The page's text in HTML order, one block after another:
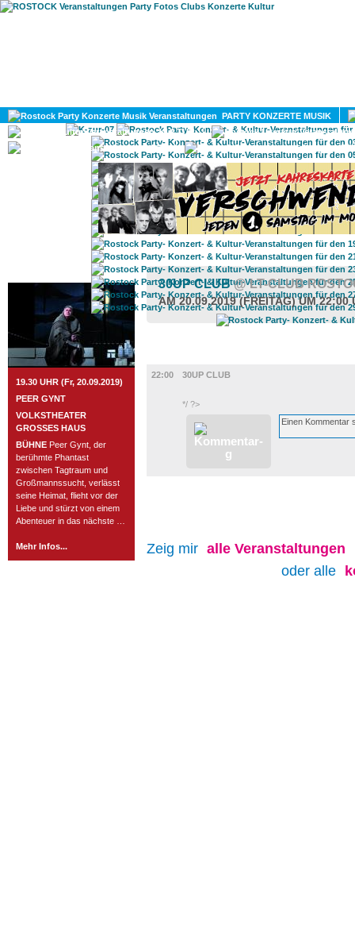
PARTY KONZERTE MUSIK
KULTUR
GAY
ROSTOCK TAGESTIPP
19.30 UHR (Fr, 20.09.2019)
PEER GYNT
VOLKSTHEATER
GROSSES HAUS
BÜHNE Peer Gynt, der
berühmte Phantast
zwischen Tagtraum und
Großmannssucht, verlässt
seine Heimat, flieht vor der
Liebe und stürzt von einem
Abenteuer in das nächste …
Mehr Infos...
30UP CLUB@ LT-CLUB
AM 20.09.2019 (FREITAG) UM 22:00
22:00
30UP CLUB
*/ ?>
Zeig mir alle Veranstaltungen
oder alle